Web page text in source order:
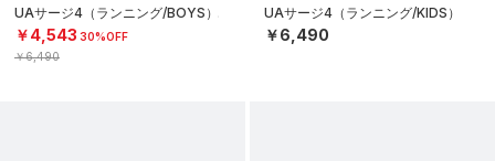
UAサージ4（ランニング/BOYS）
￥4,543 30%OFF
￥6,490
UAサージ4（ランニング/KIDS）
￥6,490